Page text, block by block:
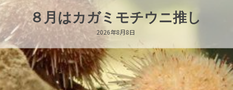
新発売！いちこキーホルダー
2026年8月8日